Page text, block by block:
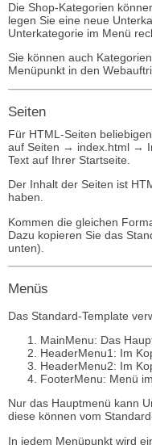
Die Shop-Kategorien
legen Sie eine neue
Unterkategorie im Menü
Sie können auch
Menüpunkt in den
Seiten
Für HTML-Seiten
auf Seiten → index.html →
Text auf Ihrer Startseite.
Der Inhalt der Seiten ist
haben.
Kommen die gleichen
Dazu kopieren Sie das
unten).
Menüs
Das Standard-Template
MainMenu: Das
HeaderMenu1: Im
HeaderMenu2: Im
FooterMenu: Menü
Nur das Hauptmenü kann
diese können vom
In jedem Menüpunkt wird